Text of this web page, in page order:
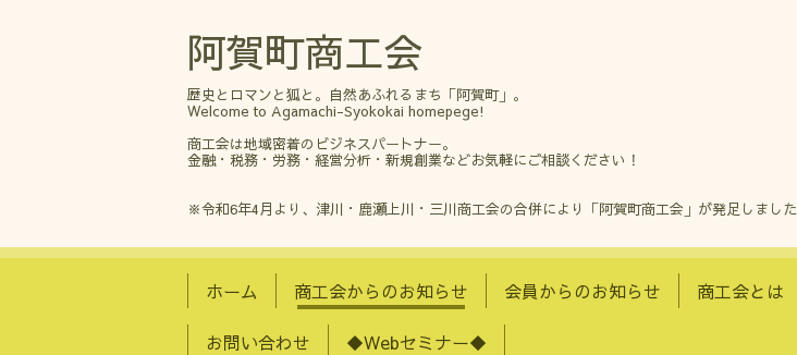
阿賀町商工会
歴史とロマンと狐と。自然あふれるまち「阿賀町」。
Welcome to Agamachi-Syokokai homepege!
商工会は地域密着のビジネスパートナー。
金融・税務・労務・経営分析・新規創業などお気軽にご相談ください！
※令和6年4月より、津川・鹿瀬上川・三川商工会の合併により「阿賀町商工会」が発足しました
ホーム 商工会からのお知らせ 会員からのお知らせ 商工会とは
お問い合わせ ◆Webセミナー◆